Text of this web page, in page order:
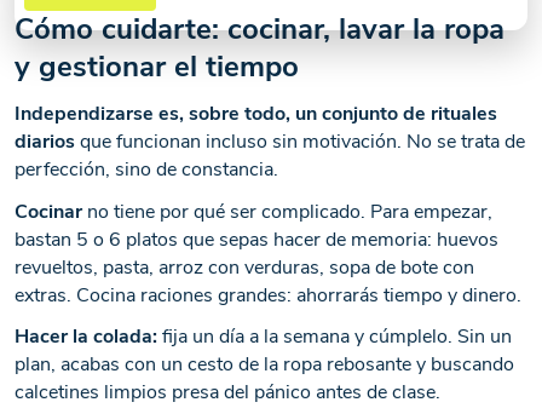
Cómo cuidarte: cocinar, lavar la ropa
y gestionar el tiempo
Independizarse es, sobre todo, un conjunto de rituales
diariosque funcionan incluso sin motivación. No se trata de
perfección, sino de constancia.
Cocinarno tiene por qué ser complicado. Para empezar,
bastan 5 o 6 platos que sepas hacer de memoria: huevos
revueltos, pasta, arroz con verduras, sopa de bote con
extras. Cocina raciones grandes: ahorrarás tiempo y dinero.
Hacer la colada:fija un día a la semana y cúmplelo. Sin un
plan, acabas con un cesto de la ropa rebosante y buscando
calcetines limpios presa del pánico antes de clase.